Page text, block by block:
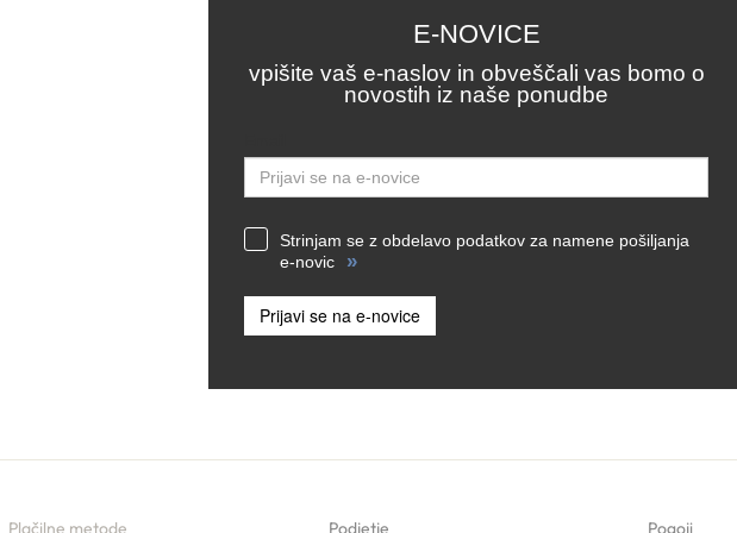
E-NOVICE
vpišite vaš e-naslov in obveščali vas bomo o
novostih iz naše ponudbe
Strinjam se z obdelavo podatkov za namene pošiljanja
e-novic
»
Prijavi se na e-novice
Plačilne metode Podjetje Pogoji